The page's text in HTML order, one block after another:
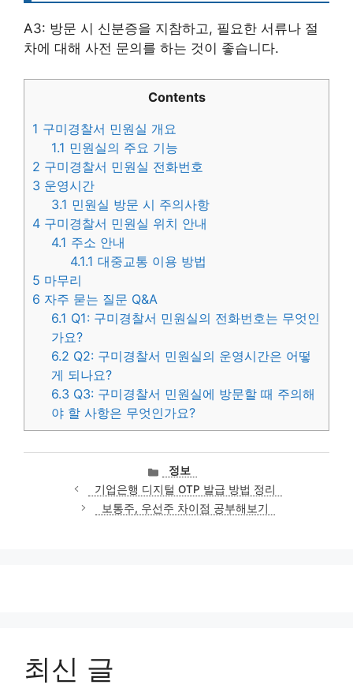
A3: 방문 시 신분증을 지참하고, 필요한 서류나 절
차에 대해 사전 문의를 하는 것이 좋습니다.
Contents
1 구미경찰서 민원실 개요
1.1 민원실의 주요 기능
2 구미경찰서 민원실 전화번호
3 운영시간
3.1 민원실 방문 시 주의사항
4 구미경찰서 민원실 위치 안내
4.1 주소 안내
4.1.1 대중교통 이용 방법
5 마무리
6 자주 묻는 질문 Q&A
6.1 Q1: 구미경찰서 민원실의 전화번호는 무엇인
가요?
6.2 Q2: 구미경찰서 민원실의 운영시간은 어떻
게 되나요?
6.3 Q3: 구미경찰서 민원실에 방문할 때 주의해
야 할 사항은 무엇인가요?
카
테
고
리
정보
기업은행 디지털 OTP 발급 방법 정리
보통주, 우선주 차이점 공부해보기
최신 글